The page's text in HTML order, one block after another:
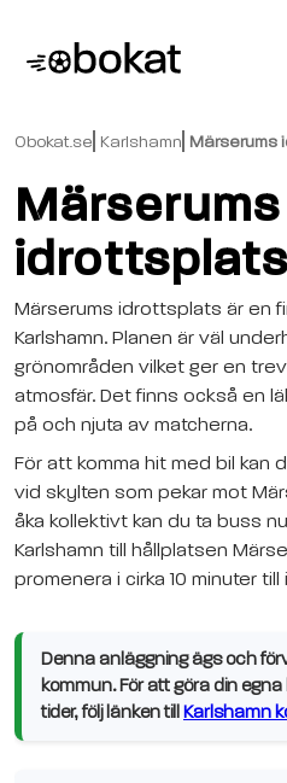
Obokat.se Karlshamn Märserums
Märserums
idrottsplats
Märserums idrottsplats är en
Karlshamn. Planen är väl
grönområden vilket ger en
atmosfär. Det finns också en
på och njuta av matcherna.
För att komma hit med bil kan
vid skylten som pekar mot
åka kollektivt kan du ta buss
Karlshamn till hållplatsen
promenera i cirka 10 minuter
Denna anläggning ägs och
kommun. För att göra din
tider, följ länken till Karlshamn